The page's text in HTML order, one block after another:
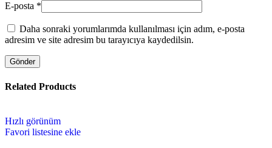
E-posta *
Daha sonraki yorumlarımda kullanılması için adım, e-posta
adresim ve site adresim bu tarayıcıya kaydedilsin.
Related Products
Hızlı görünüm
Favori listesine ekle